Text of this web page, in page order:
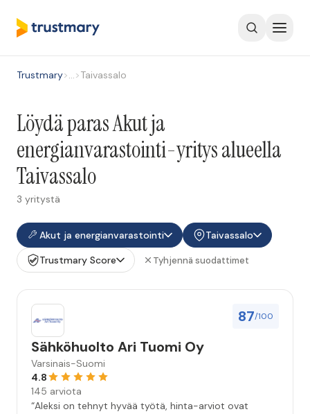
Trustmary>…>Taivassalo
Löydä paras Akut ja
energianvarastointi-yritys alueella
Taivassalo
3 yritystä
Akut ja energianvarastointi
Taivassalo
Trustmary Score
Tyhjennä suodattimet
87/100
Sähköhuolto Ari Tuomi Oy
Varsinais-Suomi
4.8
145 arviota
“Aleksi on tehnyt hyvää työtä, hinta-arviot ovat